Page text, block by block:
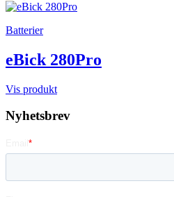
Batterier
eBick 280Pro
Vis produkt
Nyhetsbrev